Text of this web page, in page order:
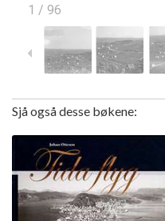
1 / 96
Sjå også desse bøkene: